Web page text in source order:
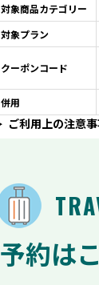
対象商品カテゴリー
対象プラン
クーポンコード
併用
ご利用上の注意
約は